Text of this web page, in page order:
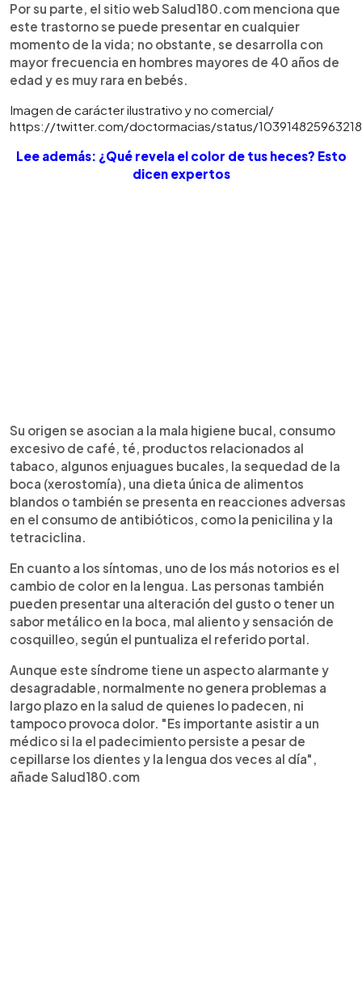
Por su parte, el sitio web Salud180.com menciona que
este trastorno se puede presentar en cualquier
momento de la vida; no obstante, se desarrolla con
mayor frecuencia en hombres mayores de 40 años de
edad y es muy rara en bebés.
Imagen de carácter ilustrativo y no comercial/
https://twitter.com/doctormacias/status/
Lee además: ¿Qué revela el color de tus heces? Esto
dicen expertos
Su origen se asocian a la mala higiene bucal, consumo
excesivo de café, té, productos relacionados al
tabaco, algunos enjuagues bucales, la sequedad de la
boca (xerostomía), una dieta única de alimentos
blandos o también se presenta en reacciones adversas
en el consumo de antibióticos, como la penicilina y la
tetraciclina.
En cuanto a los síntomas, uno de los más notorios es el
cambio de color en la lengua. Las personas también
pueden presentar una alteración del gusto o tener un
sabor metálico en la boca, mal aliento y sensación de
cosquilleo, según el puntualiza el referido portal.
Aunque este síndrome tiene un aspecto alarmante y
desagradable, normalmente no genera problemas a
largo plazo en la salud de quienes lo padecen, ni
tampoco provoca dolor. "Es importante asistir a un
médico si la el padecimiento persiste a pesar de
cepillarse los dientes y la lengua dos veces al día",
añade Salud180.com